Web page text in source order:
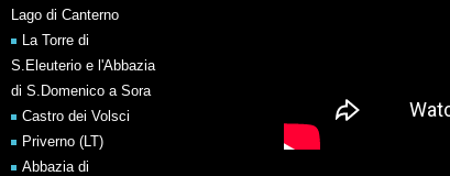
Lago di Canterno
La Torre di
S.Eleuterio e l'Abbazia
di S.Domenico a Sora
Castro dei Volsci
Priverno (LT)
Abbazia di